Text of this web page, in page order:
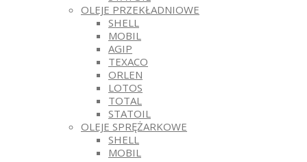
OLEJE PRZEKŁADNIOWE
SHELL
MOBIL
AGIP
TEXACO
ORLEN
LOTOS
TOTAL
STATOIL
OLEJE SPRĘŻARKOWE
SHELL
MOBIL